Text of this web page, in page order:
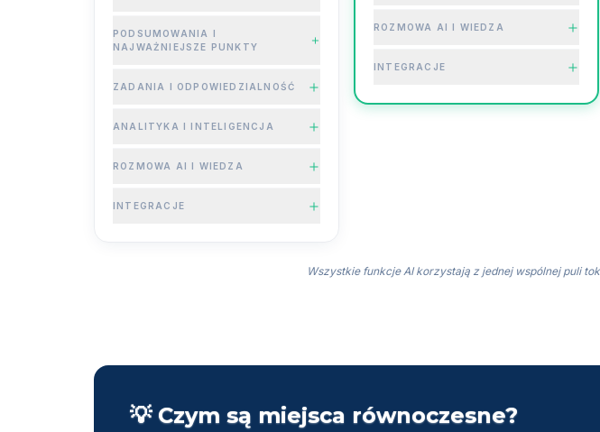
PODSUMOWANIA I
NAJWAŻNIEJSZE PUNKTY
ZADANIA I ODPOWIEDZIALNOŚĆ
ANALITYKA I INTELIGENCJA
ROZMOWA AI I WIEDZA
INTEGRACJE
ROZMOWA AI I WIEDZA
INTEGRACJE
Wszystkie funkcje AI korzystają z jednej wspólnej puli
💡Czym są miejsca równoczesne?